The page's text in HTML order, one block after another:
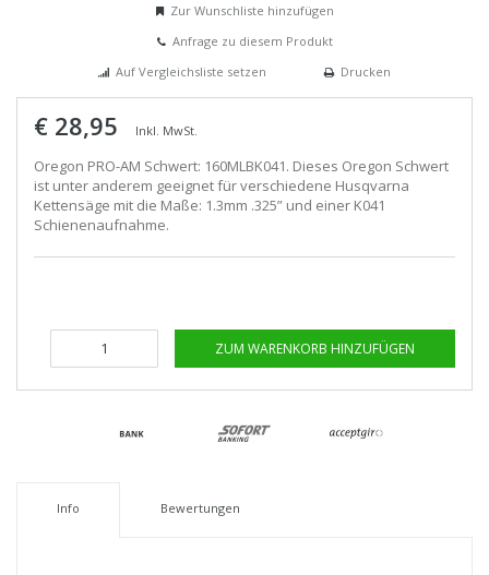
Zur Wunschliste hinzufügen
Anfrage zu diesem Produkt
Auf Vergleichsliste setzen
Drucken
€ 28,95 Inkl. MwSt.
Oregon PRO-AM Schwert: 160MLBK041. Dieses Oregon Schwert
ist unter anderem geeignet für verschiedene Husqvarna
Kettensäge mit die Maße: 1.3mm .325” und einer K041
Schienenaufnahme.
ZUM WARENKORB HINZUFÜGEN
Info Bewertungen